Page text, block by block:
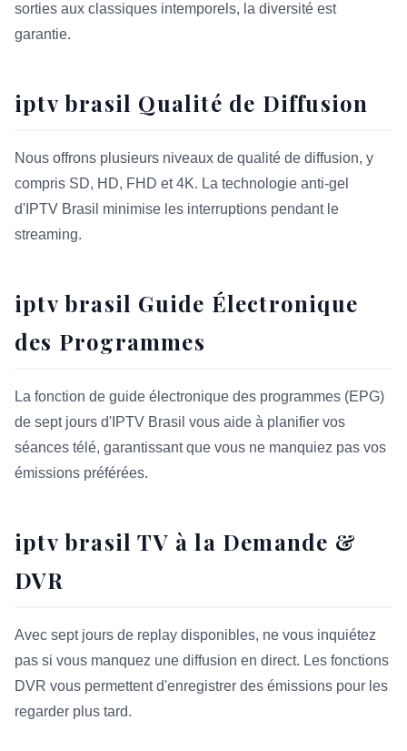
sorties aux classiques intemporels, la diversité est
garantie.
iptv brasil Qualité de Diffusion
Nous offrons plusieurs niveaux de qualité de diffusion, y
compris SD, HD, FHD et 4K. La technologie anti-gel
d'IPTV Brasil minimise les interruptions pendant le
streaming.
iptv brasil Guide Électronique
des Programmes
La fonction de guide électronique des programmes (EPG)
de sept jours d'IPTV Brasil vous aide à planifier vos
séances télé, garantissant que vous ne manquiez pas vos
émissions préférées.
iptv brasil TV à la Demande &
DVR
Avec sept jours de replay disponibles, ne vous inquiétez
pas si vous manquez une diffusion en direct. Les fonctions
DVR vous permettent d'enregistrer des émissions pour les
regarder plus tard.